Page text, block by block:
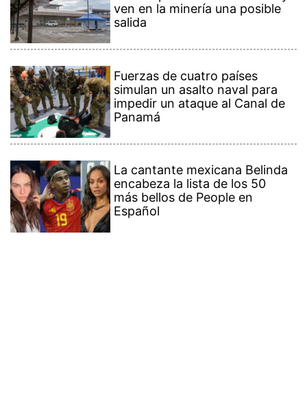
ven en la minería una posible
salida
Fuerzas de cuatro países
simulan un asalto naval para
impedir un ataque al Canal de
Panamá
La cantante mexicana Belinda
encabeza la lista de los 50
más bellos de People en
Español